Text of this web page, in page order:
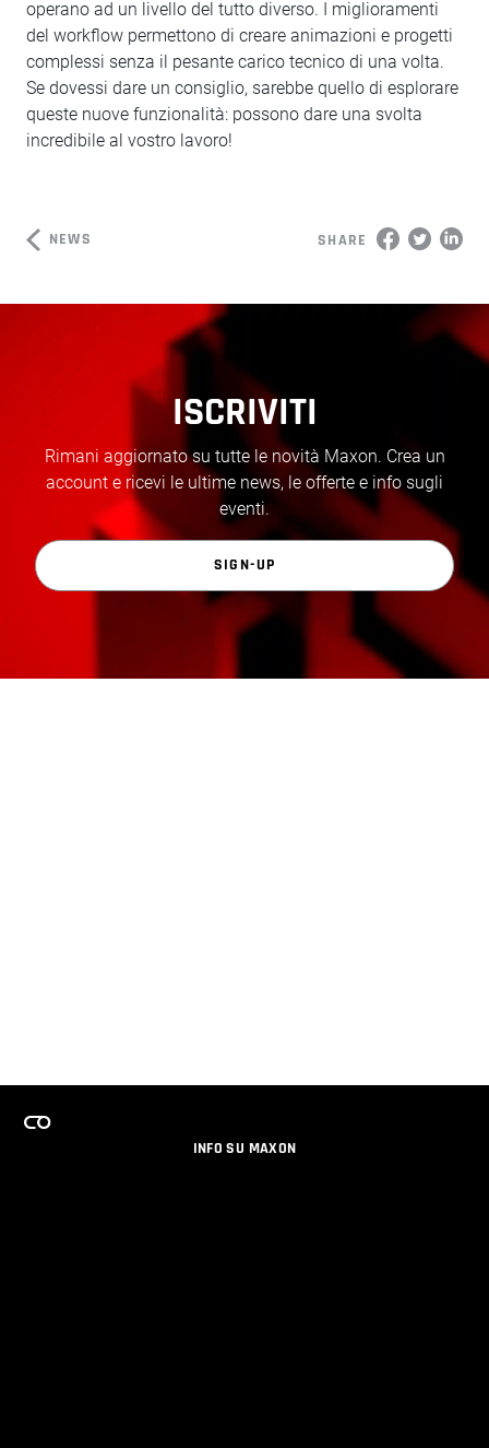
operano ad un livello del tutto diverso. I miglioramenti
del workflow permettono di creare animazioni e progetti
complessi senza il pesante carico tecnico di una volta.
Se dovessi dare un consiglio, sarebbe quello di esplorare
queste nuove funzionalità: possono dare una svolta
incredibile al vostro lavoro!
NEWS SHARE
ISCRIVITI
Rimani aggiornato su tutte le novità Maxon. Crea un
account e ricevi le ultime news, le offerte e info sugli
eventi.
SIGN-UP
INFO SU MAXON